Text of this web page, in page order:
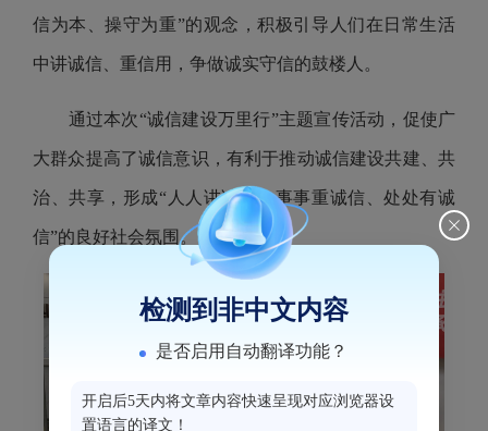
信为本、操守为重”的观念，积极引导人们在日常生活
中讲诚信、重信用，争做诚实守信的鼓楼人。
通过本次“诚信建设万里行”主题宣传活动，促使广
大群众提高了诚信意识，有利于推动诚信建设共建、共
治、共享，形成“人人讲诚信、事事重诚信、处处有诚
信”的良好社会氛围。
检测到非中文内容
是否启用自动翻译功能？
开启后5天内将文章内容快速呈现对应浏览器设
置语言的译文！